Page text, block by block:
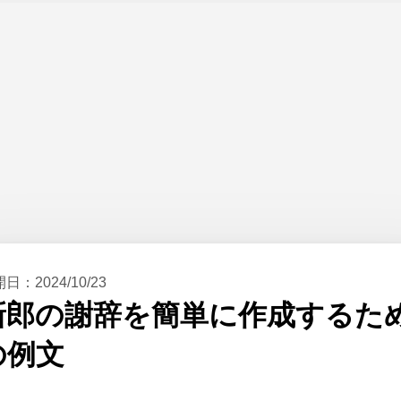
日： 2024/10/23
郎の謝辞を簡単に作成するた
例文